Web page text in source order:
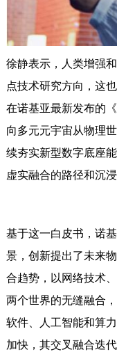
徐静表示，人类增强
点技术研究方向，这
在诺基亚最新发布的
向多元元宇宙从物理
续夯实新型数字底座
虚实融合的路径和沉
基于这一白皮书，诺
景，创新提出了未来
合趋势，以网络技术
两个世界的无缝融合
软件、人工智能和算
加快，其交叉融合迭